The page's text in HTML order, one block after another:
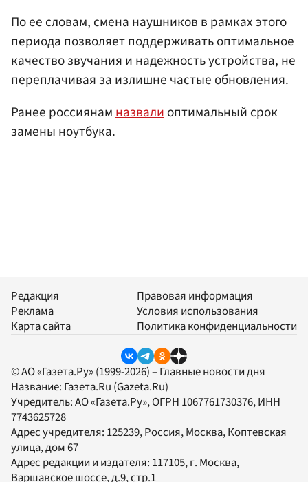
По ее словам, смена наушников в рамках этого
периода позволяет поддерживать оптимальное
качество звучания и надежность устройства, не
переплачивая за излишне частые обновления.
Ранее россиянамназвалиоптимальный срок
замены ноутбука.
Редакция
Реклама
Карта сайта
Правовая информация
Условия использования
Политика конфиденциальности
© АО «Газета.Ру» (1999-2026) – Главные новости дня
Название: Газета.Ru (Gazeta.Ru)
Учредитель:АО «Газета.Ру», ОГРН 1067761730376, ИНН
7743625728
Адрес учредителя: 125239, Россия, Москва, Коптевская
улица, дом 67
Адрес редакции и издателя: 117105, г. Москва,
Варшавское шоссе, д.9, стр.1